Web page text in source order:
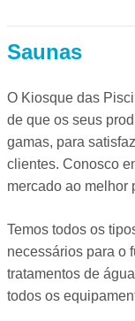
Saunas
O Kiosque das
de que os seus
gamas, para
clientes. Conosco
mercado ao melhor
Temos todos os
necessários para o
tratamentos de
todos os